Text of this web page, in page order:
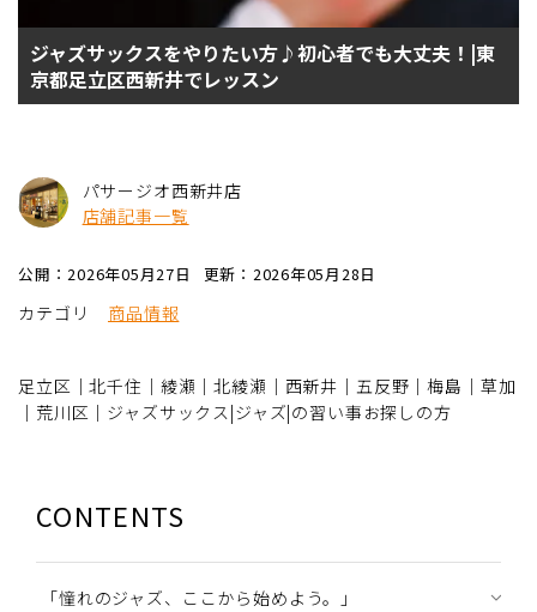
ジャズサックスをやりたい方♪初心者でも大丈夫！|東
京都足立区西新井でレッスン
パサージオ西新井店
店舗記事一覧
公開：2026年05月27日 更新：2026年05月28日
カテゴリ 商品情報
足立区｜北千住｜綾瀬｜北綾瀬｜西新井｜五反野｜梅島｜草加
｜荒川区｜ジャズサックス|ジャズ|の習い事お探しの方
CONTENTS
「憧れのジャズ、ここから始めよう。」